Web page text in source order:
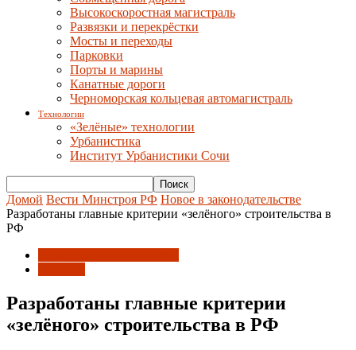
Высокоскоростная магистраль
Развязки и перекрёстки
Мосты и переходы
Парковки
Порты и марины
Канатные дороги
Черноморская кольцевая автомагистраль
Технологии
«Зелёные» технологии
Урбанистика
Институт Урбанистики Сочи
Домой Вести Минстроя РФ Новое в законодательстве
Разработаны главные критерии «зелёного» строительства в
РФ
Разработаны главные критерии
«зелёного» строительства в РФ